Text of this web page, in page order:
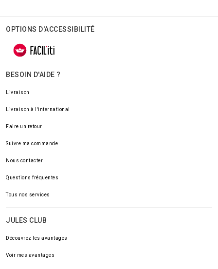
OPTIONS D'ACCESSIBILITÉ
BESOIN D'AIDE ?
Livraison
Livraison à l'international
Faire un retour
Suivre ma commande
Nous contacter
Questions fréquentes
Tous nos services
JULES CLUB
Découvrez les avantages
Voir mes avantages